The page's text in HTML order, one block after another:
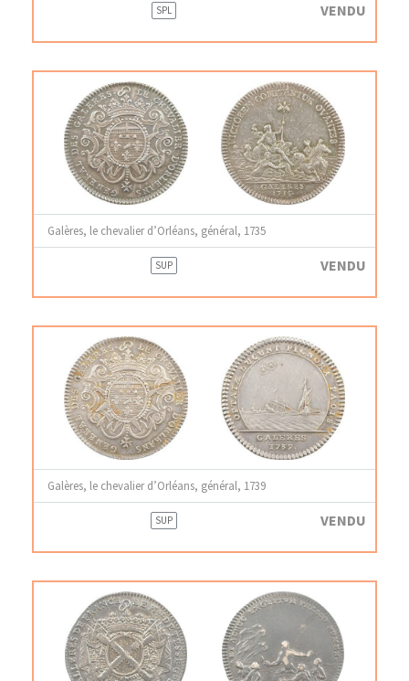
SPL VENDU
Galères, le chevalier d’Orléans, général, 1735
SUP VENDU
Galères, le chevalier d’Orléans, général, 1739
SUP VENDU